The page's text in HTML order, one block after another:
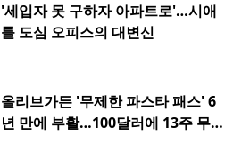
'세입자 못 구하자 아파트로'…시애
틀 도심 오피스의 대변신
올리브가든 '무제한 파스타 패스' 6
년 만에 부활…100달러에 13주 무제